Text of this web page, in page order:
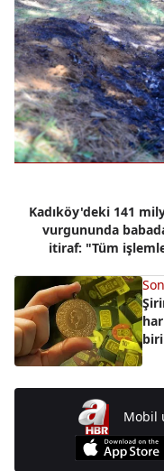
Kadıköy'deki 141
vurgununda
itiraf: "Tüm
Mobil